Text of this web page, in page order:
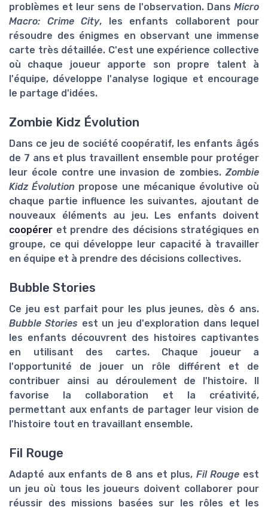
problèmes et leur sens de l'observation. Dans Micro
Macro: Crime City, les enfants collaborent pour
résoudre des énigmes en observant une immense
carte très détaillée. C'est une expérience collective
où chaque joueur apporte son propre talent à
l'équipe, développe l'analyse logique et encourage
le partage d'idées.
Zombie Kidz Évolution
Dans ce jeu de société coopératif, les enfants âgés
de 7 ans et plus travaillent ensemble pour protéger
leur école contre une invasion de zombies.Zombie
Kidz Évolution propose une mécanique évolutive où
chaque partie influence les suivantes, ajoutant de
nouveaux éléments au jeu. Les enfants doivent
coopérer et prendre des décisions stratégiques en
groupe, ce qui développe leur capacité à travailler
en équipe et à prendre des décisions collectives.
Bubble Stories
Ce jeu est parfait pour les plus jeunes, dès 6 ans.
Bubble Stories est un jeu d'exploration dans lequel
les enfants découvrent des histoires captivantes
en utilisant des cartes. Chaque joueur a
l'opportunité de jouer un rôle différent et de
contribuer ainsi au déroulement de l'histoire. Il
favorise la collaboration et la créativité,
permettant aux enfants de partager leur vision de
l'histoire tout en travaillant ensemble.
Fil Rouge
Adapté aux enfants de 8 ans et plus, Fil Rouge est
un jeu où tous les joueurs doivent collaborer pour
réussir des missions basées sur les rôles et les